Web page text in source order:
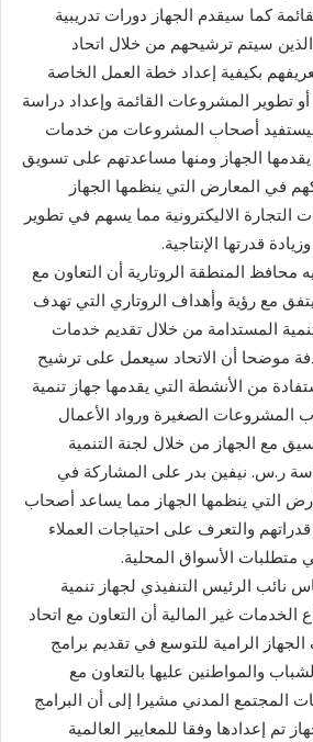
كما سيقدم الجهاز دورات تدريبية
سيتم ترشيحهم من خلال اتحاد
بكيفية إعداد خطة العمل الخاصة
تطوير المشروعات القائمة وإعداد دراسة
أصحاب المشروعات من خدمات
الجهاز ومنها مساعدتهم على تسويق
في المعارض التي ينظمها الجهاز
التجارة الاليكترونية مما يسهم في تطوير
قدرتها الإنتاجية.
محافظ المنطقة الروتارية أن التعاون مع
مع رؤية وأهداف الروتاري التي تهدف
المستدامة من خلال تقديم خدمات
موضحا أن الاتحاد سيعمل على ترشيح
من الأنشطة التي يقدمها جهاز تنمية
الصغيرة ورواد الأعمال
مع الجهاز من خلال لجنة التنمية
ر.س. نيفين بدر على المشاركة في
التي ينظمها الجهاز مما يساعد أصحاب
والتعرف على احتياجات العملاء
متطلبات الأسواق المحلية.
نائب الرئيس التنفيذي لجهاز تنمية
غير المالية أن التعاون مع اتحاد
الرامية للتوسع في تقديم برامج
والمواطنين عليها بالتعاون مع
المدني مشيرا إلى أن البرامج
تم إعدادها وفقا للمعايير العالمية